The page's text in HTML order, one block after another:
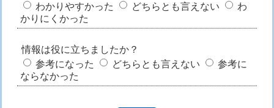
わかりやすかった
どちらとも言えない
わ
かりにくかった
情報は役に立ちましたか？
参考になった
どちらとも言えない
参考に
ならなかった